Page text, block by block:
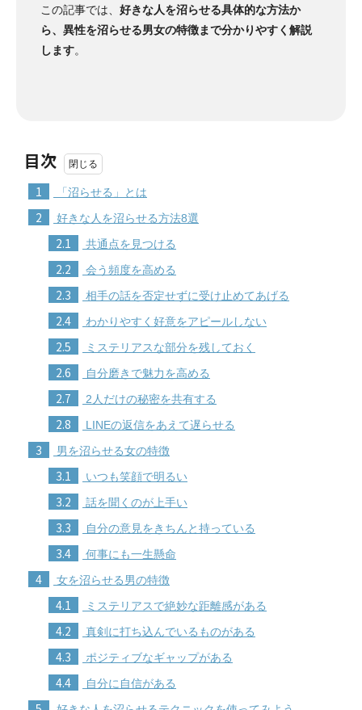
この記事では、 好きな人を沼らせる具体的な方法か
ら、異性を沼らせる男女の特徴まで分かりやすく解説
します。
目次
1 「沼らせる」とは
2 好きな人を沼らせる方法8選
2.1 共通点を見つける
2.2 会う頻度を高める
2.3 相手の話を否定せずに受け止めてあげる
2.4 わかりやすく好意をアピールしない
2.5 ミステリアスな部分を残しておく
2.6 自分磨きで魅力を高める
2.7 2人だけの秘密を共有する
2.8 LINEの返信をあえて遅らせる
3 男を沼らせる女の特徴
3.1 いつも笑顔で明るい
3.2 話を聞くのが上手い
3.3 自分の意見をきちんと持っている
3.4 何事にも一生懸命
4 女を沼らせる男の特徴
4.1 ミステリアスで絶妙な距離感がある
4.2 真剣に打ち込んでいるものがある
4.3 ポジティブなギャップがある
4.4 自分に自信がある